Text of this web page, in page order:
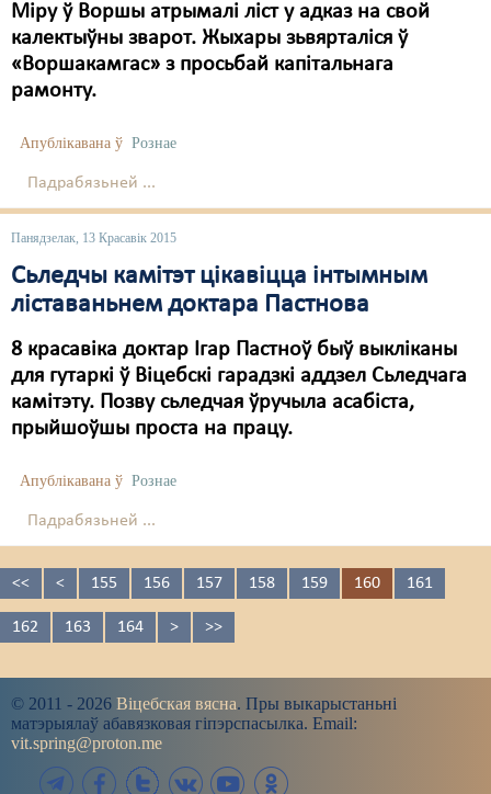
Міру ў Воршы атрымалі ліст у адказ на свой
калектыўны зварот. Жыхары зьвярталіся ў
«Воршакамгас» з просьбай капітальнага
рамонту.
Апублікавана ў Рознае
Падрабязьней ...
Панядзелак, 13 Красавік 2015
Сьледчы камітэт цікавіцца інтымным
ліставаньнем доктара Пастнова
8 красавіка доктар Ігар Пастноў быў выкліканы
для гутаркі ў Віцебскі гарадзкі аддзел Сьледчага
камітэту. Позву сьледчая ўручыла асабіста,
прыйшоўшы проста на працу.
Апублікавана ў Рознае
Падрабязьней ...
<< < 155 156 157 158 159 160 161
162 163 164 > >>
© 2011 - 2026 Віцебская вясна. Пры выкарыстаньні
матэрыялаў абавязковая гіпэрспасылка. Email:
vit.spring@proton.me